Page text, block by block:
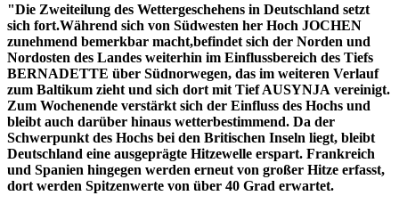
"Die Zweiteilung des Wettergeschehens in Deutschland setzt
sich fort.Während sich von Südwesten her Hoch JOCHEN
zunehmend bemerkbar macht,befindet sich der Norden und
Nordosten des Landes weiterhin im Einflussbereich des Tiefs
BERNADETTE über Südnorwegen, das im weiteren Verlauf
zum Baltikum zieht und sich dort mit Tief AUSYNJA vereinigt.
Zum Wochenende verstärkt sich der Einfluss des Hochs und
bleibt auch darüber hinaus wetterbestimmend. Da der
Schwerpunkt des Hochs bei den Britischen Inseln liegt, bleibt
Deutschland eine ausgeprägte Hitzewelle erspart. Frankreich
und Spanien hingegen werden erneut von großer Hitze erfasst,
dort werden Spitzenwerte von über 40 Grad erwartet.